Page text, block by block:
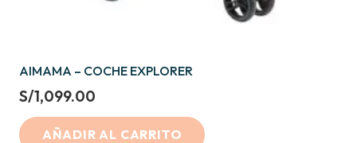
AIMAMA – COCHE EXPLORER
S/1,099.00
AÑADIR AL CARRITO